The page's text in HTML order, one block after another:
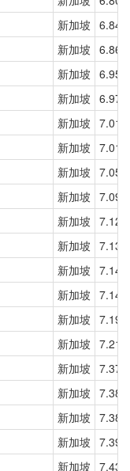
新加坡 6.84
新加坡 6.86
新加坡 6.95
新加坡 6.97
新加坡 7.01
新加坡 7.01
新加坡 7.05
新加坡 7.09
新加坡 7.12
新加坡 7.13
新加坡 7.14
新加坡 7.14
新加坡 7.19
新加坡 7.21
新加坡 7.37
新加坡 7.38
新加坡 7.38
新加坡 7.39
新加坡 7.43